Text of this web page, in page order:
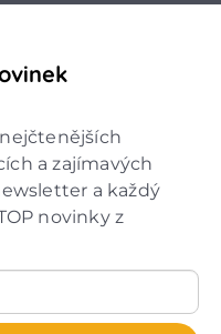
a zajímavých
a každý
novinky z